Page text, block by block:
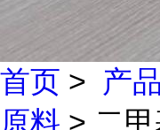
首页 > 产
原料 > 二